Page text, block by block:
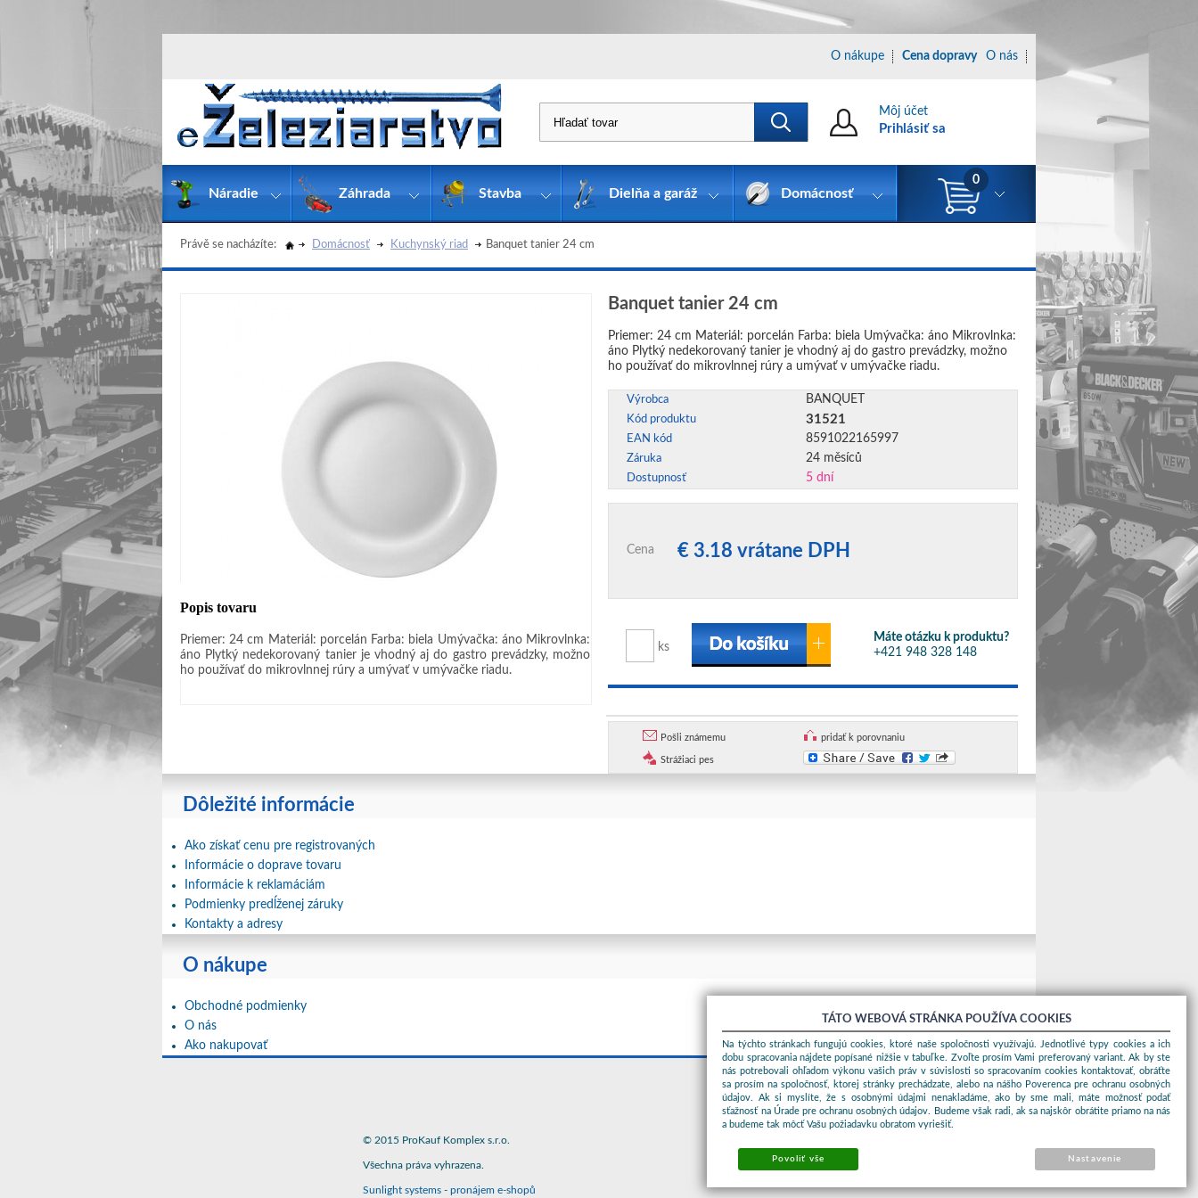
Právě se nacházíte: Domácnosť Kuchynský riad Banquet tanier 24 cm
Banquet tanier 24 cm
Priemer: 24 cm Materiál: porcelán Farba: biela Umývačka: áno Mikrovlnka:
áno Plytký nedekorovaný tanier je vhodný aj do gastro prevádzky, možno
ho používať do mikrovlnnej rúry a umývať v umývačke riadu.
Výrobca BANQUET
Kód produktu 31521
EAN kód 8591022165997
Záruka 24 měsíců
Dostupnosť 5 dní
Cena € 3.18 vrátane DPH
ks
Máte otázku k produktu?
+421 948 328 148
Popis tovaru
Priemer: 24 cm Materiál: porcelán Farba: biela Umývačka: áno Mikrovlnka:
áno Plytký nedekorovaný tanier je vhodný aj do gastro prevádzky, možno
ho používať do mikrovlnnej rúry a umývať v umývačke riadu.
Pošli známemu pridať k porovnaniu
Strážiaci pes
Dôležité informácie
Ako získať cenu pre registrovaných
Informácie o doprave tovaru
Informácie k reklamáciám
Podmienky predĺženej záruky
Kontakty a adresy
O nákupe
Obchodné podmienky
O nás
Ako nakupovať
Môj účet
Prihlásiť sa
O nákupe Cena dopravy O nás
Náradie Záhrada Stavba Dielňa a garáž Domácnosť
0
© 2015 ProKauf Komplex s.r.o.
Všechna práva vyhrazena.
Sunlight systems - pronájem e-shopů
TÁTO WEBOVÁ STRÁNKA POUŽÍVA COOKIES
Na týchto stránkach fungujú cookies, ktoré naše spoločnosti využívajú. Jednotlivé typy cookies a ich
dobu spracovania nájdete popísané nižšie v tabuľke. Zvoľte prosím Vami preferovaný variant. Ak by ste
nás potrebovali ohľadom výkonu vašich práv v súvislosti so spracovaním cookies kontaktovať, obráťte
sa prosím na spoločnosť, ktorej stránky prechádzate, alebo na nášho Poverenca pre ochranu osobných
údajov. Ak si myslíte, že s osobnými údajmi nenakladáme, ako by sme mali, máte možnosť podať
sťažnosť na Úrade pre ochranu osobných údajov. Budeme však radi, ak sa najskôr obrátite priamo na nás
a budeme tak môcť Vašu požiadavku obratom vyriešiť.
Povoliť vše Nastavenie